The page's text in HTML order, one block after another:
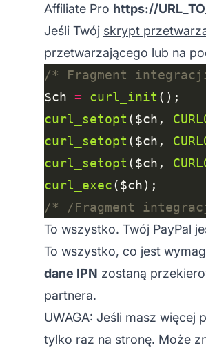
Affiliate Pro https://
Jeśli Twój skrypt
przetwarzającego lub na
/* Fragment
$ch = curl_init
curl_setopt ($ch,
curl_setopt ($ch,
curl_setopt ($ch,
curl_exec
/* /Fragment
To wszystko. Twój PayPal
To wszystko, co jest
dane IPN zostaną
partnera.
UWAGA: Jeśli masz
tylko raz na stronę. Może